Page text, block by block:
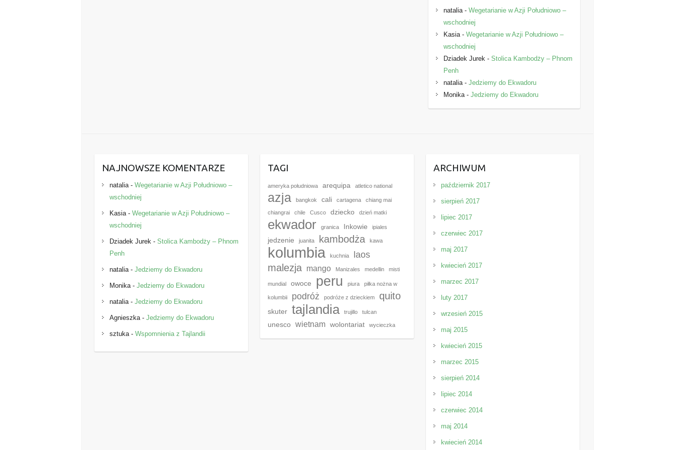
natalia- Wegetarianie w Azji Południowo –
wschodniej
Kasia- Wegetarianie w Azji Południowo –
wschodniej
Dziadek Jurek- Stolica Kambodży – Phnom
Penh
natalia- Jedziemy do Ekwadoru
Monika- Jedziemy do Ekwadoru
NAJNOWSZE KOMENTARZE
natalia-Wegetarianie w Azji Południowo –
wschodniej
Kasia-Wegetarianie w Azji Południowo –
wschodniej
Dziadek Jurek -Stolica Kambodży – Phnom
Penh
natalia-Jedziemy do Ekwadoru
Monika-Jedziemy do Ekwadoru
natalia-Jedziemy do Ekwadoru
Agnieszka-Jedziemy do Ekwadoru
sztuka-Wspomnienia z Tajlandii
TAGI
ameryka południowa arequipa atletico national
azja bangkok cali cartagena chiang mai
chiangrai chile Cusco dziecko dzień matki
ekwador granica Inkowie ipiales
jedzenie juanita kambodża kawa
kolumbia kuchnia laos
malezja mango Manizales medellin misti
mundial owoce peru piura piłka nożna w
kolumbii podróż podróże z dzieckiem quito
skuter tajlandia trujillo tulcan
unesco wietnam wolontariat wycieczka
ARCHIWUM
październik 2017
sierpień 2017
lipiec 2017
czerwiec 2017
maj 2017
kwiecień 2017
marzec 2017
luty 2017
wrzesień 2015
maj 2015
kwiecień 2015
marzec 2015
sierpień 2014
lipiec 2014
czerwiec 2014
maj 2014
kwiecień 2014